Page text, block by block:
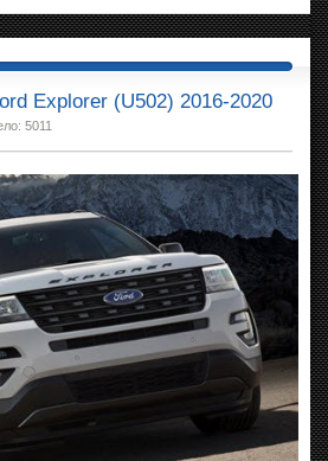
Explorer (U502) 2016-2020
5011